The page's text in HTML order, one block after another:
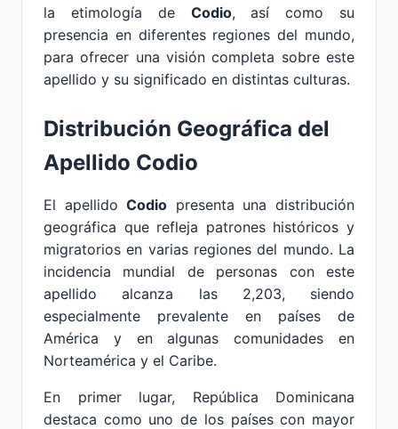
la etimología de Codio, así como su
presencia en diferentes regiones del mundo,
para ofrecer una visión completa sobre este
apellido y su significado en distintas culturas.
Distribución Geográfica del
Apellido Codio
El apellidoCodio presenta una distribución
geográfica que refleja patrones históricos y
migratorios en varias regiones del mundo. La
incidencia mundial de personas con este
apellido alcanza las 2,203, siendo
especialmente prevalente en países de
América y en algunas comunidades en
Norteamérica y el Caribe.
En primer lugar, República Dominicana
destaca como uno de los países con mayor